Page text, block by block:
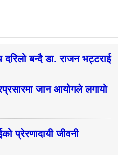
बन्दै डा. राजन भट्टराई
जान आयोगले लगायो
प्रेरणादायी जीवनी